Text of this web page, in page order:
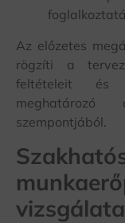
Az előzetes
rögzíti a
feltételeit és
meghatározó
szempontjából.